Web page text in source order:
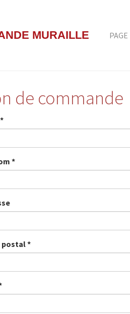
MURAILLE
de commande
*
*
postal*